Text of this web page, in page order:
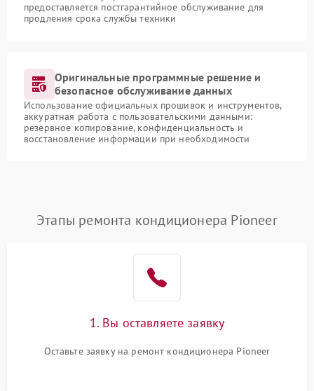
предоставляется постгарантийное обслуживание для
продления срока службы техники
Оригинальные программные решение и
безопасное обслуживание данных
Использование официальных прошивок и инструментов,
аккуратная работа с пользовательскими данными:
резервное копирование, конфиденциальность и
восстановление информации при необходимости
Этапы ремонта кондиционера Pioneer
1. Вы оставляете заявку
Оставьте заявку на ремонт кондиционера Pioneer